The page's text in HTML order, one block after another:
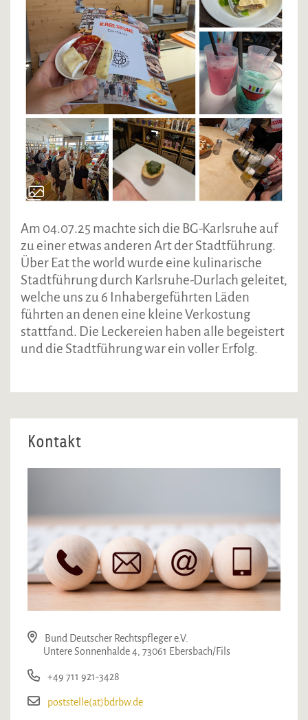
Am 04.07.25 machte sich die BG-Karlsruhe auf
zu einer etwas anderen Art der Stadtführung.
Über Eat the world wurde eine kulinarische
Stadtführung durch Karlsruhe-Durlach geleitet,
welche uns zu 6 Inhabergeführten Läden
führten an denen eine kleine Verkostung
stattfand. Die Leckereien haben alle begeistert
und die Stadtführung war ein voller Erfolg.
Kontakt
Bund Deutscher Rechtspfleger e.V.
Untere Sonnenhalde 4, 73061 Ebersbach/Fils
+49 711 921-3428
poststelle(at)bdrbw.de